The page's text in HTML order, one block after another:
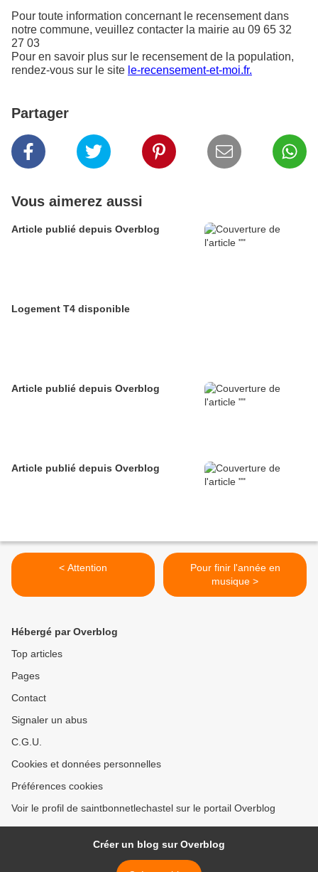
Pour toute information concernant le recensement dans
notre commune, veuillez contacter la mairie au 09 65 32
27 03
Pour en savoir plus sur le recensement de la population,
rendez-vous sur le site le-recensement-et-moi.fr.
Partager
Vous aimerez aussi
Article publié depuis Overblog
Logement T4 disponible
Article publié depuis Overblog
Article publié depuis Overblog
< Attention
Pour finir l'année en
musique >
Hébergé par Overblog
Top articles
Pages
Contact
Signaler un abus
C.G.U.
Cookies et données personnelles
Préférences cookies
Voir le profil de saintbonnetlechastel sur le portail Overblog
Créer un blog sur Overblog